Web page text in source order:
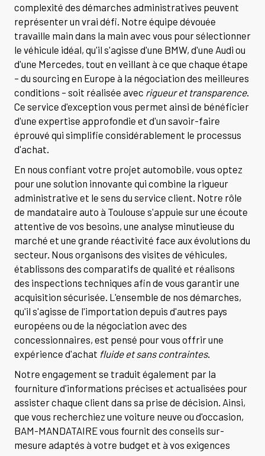
complexité des démarches administratives peuvent
représenter un vrai défi. Notre équipe dévouée
travaille main dans la main avec vous pour sélectionner
le véhicule idéal, qu'il s'agisse d'une BMW, d'une Audi ou
d'une Mercedes, tout en veillant à ce que chaque étape
– du sourcing en Europe à la négociation des meilleures
conditions – soit réalisée avec rigueur et transparence.
Ce service d'exception vous permet ainsi de bénéficier
d'une expertise approfondie et d'un savoir-faire
éprouvé qui simplifie considérablement le processus
d'achat.
En nous confiant votre projet automobile, vous optez
pour une solution innovante qui combine la rigueur
administrative et le sens du service client. Notre rôle
de mandataire auto à Toulouse s'appuie sur une écoute
attentive de vos besoins, une analyse minutieuse du
marché et une grande réactivité face aux évolutions du
secteur. Nous organisons des visites de véhicules,
établissons des comparatifs de qualité et réalisons
des inspections techniques afin de vous garantir une
acquisition sécurisée. L'ensemble de nos démarches,
qu'il s'agisse de l'importation depuis d'autres pays
européens ou de la négociation avec des
concessionnaires, est pensé pour vous offrir une
expérience d'achat fluide et sans contraintes.
Notre engagement se traduit également par la
fourniture d'informations précises et actualisées pour
assister chaque client dans sa prise de décision. Ainsi,
que vous recherchiez une voiture neuve ou d'occasion,
BAM-MANDATAIRE vous fournit des conseils sur-
mesure adaptés à votre budget et à vos exigences